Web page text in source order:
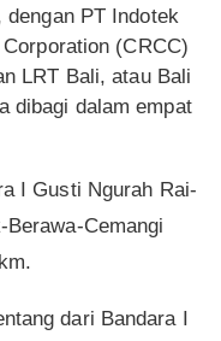
PT Indotek
(CRCC)
LRT Bali, atau Bali
dibagi dalam empat
I Gusti Ngurah Rai-
Cemangi
dari Bandara I